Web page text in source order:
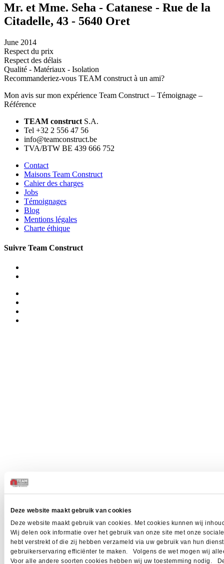
Deze website maakt gebruik van cookies
Deze website maakt gebruik van cookies. Met cookies kunnen wij
Wij delen ook informatie over het gebruik van onze site met onze
hebt verstrekt of die zij hebben verzameld via uw gebruik van hun
gebruikerservaring efficiënter te maken. Volgens de wet mogen wij
Voor alle andere soorten cookies hebben wij uw toestemming nodig.
Mr. et Mme. Seha - Catanese - Rue de la
Citadelle, 43 - 5640 Oret
June 2014
Respect du prix
Respect des délais
Qualité - Matériaux - Isolation
Recommanderiez-vous TEAM construct à un ami?
Mon avis sur mon expérience Team Construct – Témoignage –
Référence
TEAM construct S.A.
Tel +32 2 556 47 56
info@teamconstruct.be
TVA/BTW BE 439 666 752
Contact
Maisons Team Construct
Cahier des charges
Jobs
Témoignages
Blog
Mentions légales
Charte éthique
Suivre Team Construct